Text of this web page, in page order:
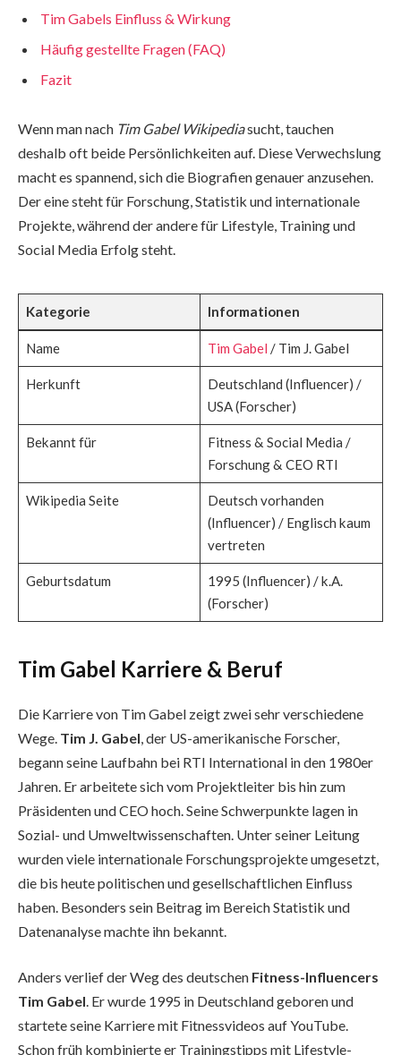
Tim Gabels Einfluss & Wirkung
Häufig gestellte Fragen (FAQ)
Fazit
Wenn man nach Tim Gabel Wikipediasucht, tauchen
deshalb oft beide Persönlichkeiten auf. Diese Verwechslung
macht es spannend, sich die Biografien genauer anzusehen.
Der eine steht für Forschung, Statistik und internationale
Projekte, während der andere für Lifestyle, Training und
Social Media Erfolg steht.
Kategorie Informationen
Name Tim Gabel/ Tim J. Gabel
Herkunft
Deutschland (Influencer) /
USA (Forscher)
Bekannt für
Fitness & Social Media /
Forschung & CEO RTI
Wikipedia Seite
Deutsch vorhanden
(Influencer) / Englisch kaum
vertreten
Geburtsdatum
1995 (Influencer) / k.A.
(Forscher)
Tim Gabel Karriere & Beruf
Die Karriere von Tim Gabel zeigt zwei sehr verschiedene
Wege. Tim J. Gabel , der US-amerikanische Forscher,
begann seine Laufbahn bei RTI International in den 1980er
Jahren. Er arbeitete sich vom Projektleiter bis hin zum
Präsidenten und CEO hoch. Seine Schwerpunkte lagen in
Sozial- und Umweltwissenschaften. Unter seiner Leitung
wurden viele internationale Forschungsprojekte umgesetzt,
die bis heute politischen und gesellschaftlichen Einfluss
haben. Besonders sein Beitrag im Bereich Statistik und
Datenanalyse machte ihn bekannt.
Anders verlief der Weg des deutschen Fitness-Influencers
Tim Gabel. Er wurde 1995 in Deutschland geboren und
startete seine Karriere mit Fitnessvideos auf YouTube.
Schon früh kombinierte er Trainingstipps mit Lifestyle-